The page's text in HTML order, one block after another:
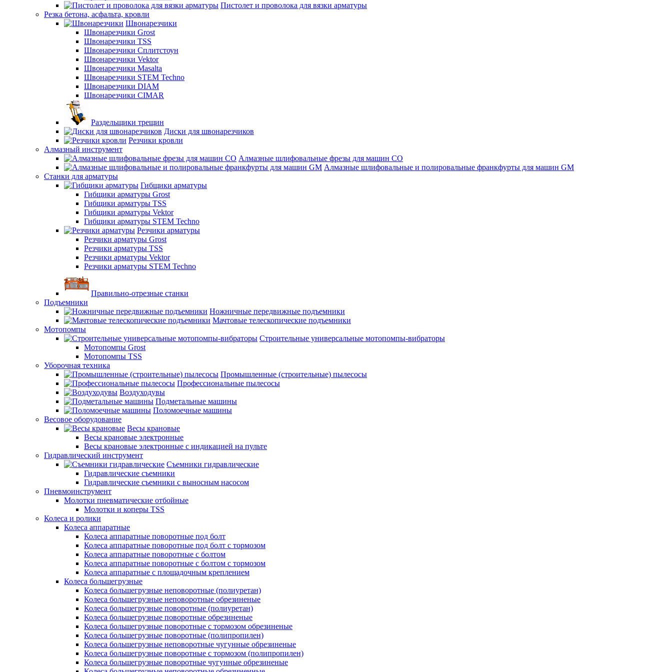
Пистолет и проволока для вязки арматуры
Резка бетона, асфальта, кровли
Швонарезчики
Швонарезчики Grost
Швонарезчики TSS
Швонарезчики Сплитстоун
Швонарезчики Vektor
Швонарезчики Masalta
Швонарезчики STEM Techno
Швонарезчики DIAM
Швонарезчики CIMAR
Раздельщики трещин
Диски для швонарезчиков
Резчики кровли
Алмазный инструмент
Алмазные шлифовальные фрезы для машин СО
Алмазные шлифовальные и полировальные франкфурты для машин GM
Станки для арматуры
Гибщики арматуры
Гибщики арматуры Grost
Гибщики арматуры TSS
Гибщики арматуры Vektor
Гибщики арматуры STEM Techno
Резчики арматуры
Резчики арматуры Grost
Резчики арматуры TSS
Резчики арматуры Vektor
Резчики арматуры STEM Techno
Правильно-отрезные станки
Подъемники
Ножничные передвижные подъемники
Мачтовые телескопические подъемники
Мотопомпы
Строительные универсальные мотопомпы-вибраторы
Мотопомпы Grost
Мотопомпы TSS
Уборочная техника
Промышленные (строительные) пылесосы
Профессиональные пылесосы
Воздуходувы
Подметальные машины
Поломоечные машины
Весовое оборудование
Весы крановые
Весы крановые электронные
Весы крановые электронные с индикацией на пульте
Гидравлический инструмент
Съемники гидравлические
Гидравлические съемники
Гидравлические cъемники с выносным насосом
Пневмоинструмент
Молотки пневматические отбойные
Молотки и коперы TSS
Колеса и ролики
Колеса аппаратные
Колеса аппаратные поворотные под болт
Колеса аппаратные поворотные под болт с тормозом
Колеса аппаратные поворотные с болтом
Колеса аппаратные поворотные с болтом с тормозом
Колеса аппаратные с площадочным креплением
Колеса большегрузные
Колеса большегрузные неповоротные (полиуретан)
Колеса большегрузные неповоротные обрезиненые
Колеса большегрузные поворотные (полиуретан)
Колеса большегрузные поворотные обрезиненые
Колеса большегрузные поворотные с тормозом обрезиненые
Колеса большегрузные поворотные (полипропилен)
Колеса большегрузные неповоротные чугунные обрезиненые
Колеса большегрузные поворотные с тормозом (полипропилен)
Колеса большегрузные поворотные чугунные обрезиненые